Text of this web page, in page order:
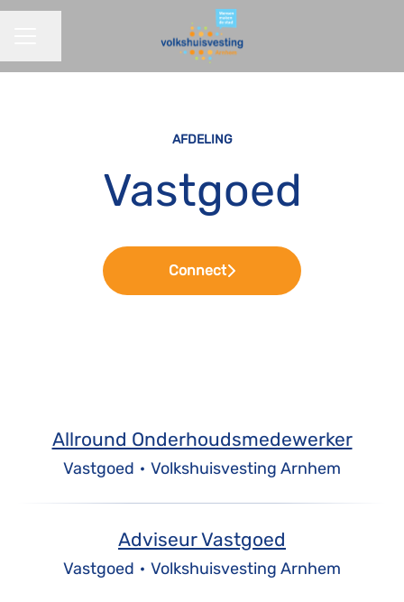
AFDELING
Vastgoed
Connect
Allround Onderhoudsmedewerker
Vastgoed · Volkshuisvesting Arnhem
Adviseur Vastgoed
Vastgoed · Volkshuisvesting Arnhem